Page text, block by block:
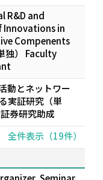
R&D and
Innovations in
Compenents
独） Faculty
動とネットワー
実証研究（単
券研究助成
全件表示（19件）